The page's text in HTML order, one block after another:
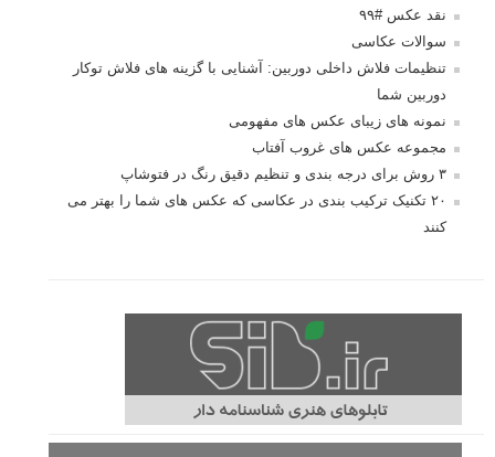
نقد عکس #۹۹
سوالات عکاسی
تنظیمات فلاش داخلی دوربین: آشنایی با گزینه های فلاش توکار
دوربین شما
نمونه های زیبای عکس های مفهومی
مجموعه عکس های غروب آفتاب
۳ روش برای درجه بندی و تنظیم دقیق رنگ در فتوشاپ
۲۰ تکنیک ترکیب بندی در عکاسی که عکس های شما را بهتر می
کنند